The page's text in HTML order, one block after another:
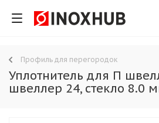
Профиль для перегородок
Уплотнитель для П
швеллер 24, стекло 8.0